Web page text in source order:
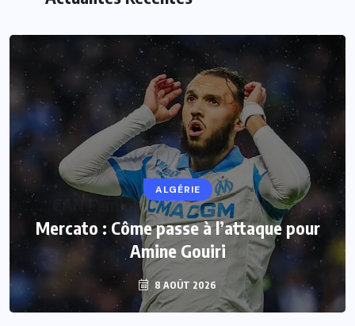
ALGÉRIE
Mercato : Côme passe à l’attaque pour
Amine Gouiri
8 AOÛT 2026